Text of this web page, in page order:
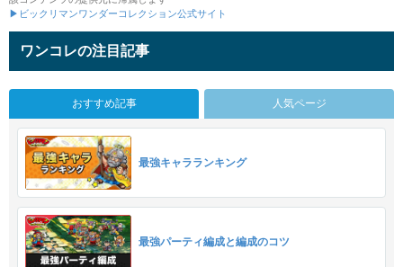
▶ビックリマンワンダーコレクション公式サイト
ワンコレの注目記事
おすすめ記事 人気ページ
最強キャラランキング
最強パーティ編成と編成のコツ